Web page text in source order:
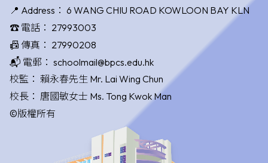
📍 Address： 6 WANG CHIU ROAD KOWLOON BAY KLN
☎️ 電話： 27993003
📠 傳真： 27990208
📬 電郵： schoolmail@bpcs.edu.hk
校監： 賴永春先生 Mr. Lai Wing Chun
校長： 唐國敏女士 Ms. Tong Kwok Man
©版權所有